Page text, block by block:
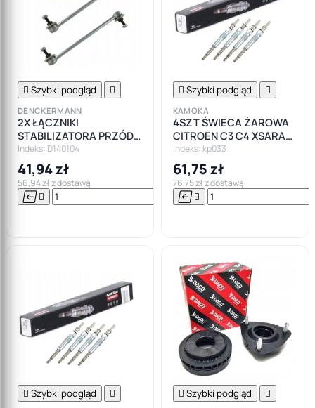
 Szybki podgląd 
DENCKERMANN
2X ŁĄCZNIKI
STABILIZATORA PRZÓD
do FORD FIESTA V
FUSION MAZDA
Indeks: D140104
41,94 zł
56,94 zł z dostawą
  

 Szybki podgląd 
KAMOKA
4SZT ŚWIECA ŻAROWA
CITROEN C3 C4 XSARA
1.4 1.6HDI
Indeks: kp033
61,75 zł
76,75 zł z dostawą
 
 Szybki podgląd   Szybki podgląd 